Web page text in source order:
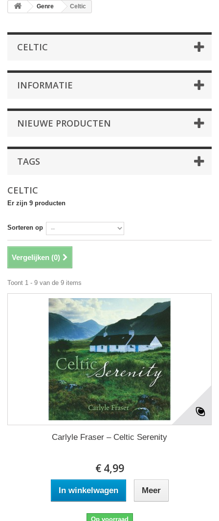
Genre Celtic
CELTIC
INFORMATIE
NIEUWE PRODUCTEN
TAGS
CELTIC
Er zijn 9 producten
Sorteren op
Vergelijken (0)
Toont 1 - 9 van de 9 items
Carlyle Fraser ‎– Celtic Serenity
€ 4,99
In winkelwagen Meer
Op voorraad